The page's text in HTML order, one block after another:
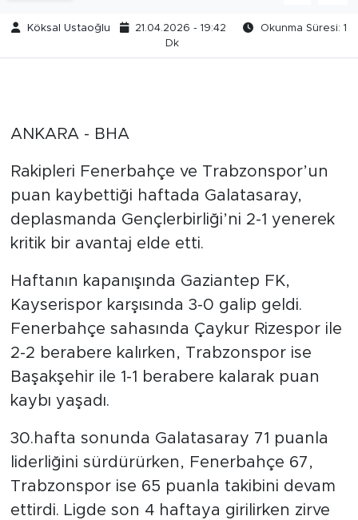
Köksal Ustaoğlu 21.04.2026 - 19:42
Okunma Süresi: 1
Dk
ANKARA - BHA
Rakipleri Fenerbahçe ve Trabzonspor’un
puan kaybettiği haftada Galatasaray,
deplasmanda Gençlerbirliği’ni 2-1 yenerek
kritik bir avantaj elde etti.
Haftanın kapanışında Gaziantep FK,
Kayserispor karşısında 3-0 galip geldi.
Fenerbahçe sahasında Çaykur Rizespor ile
2-2 berabere kalırken, Trabzonspor ise
Başakşehir ile 1-1 berabere kalarak puan
kaybı yaşadı.
30.hafta sonunda Galatasaray 71 puanla
liderliğini sürdürürken, Fenerbahçe 67,
Trabzonspor ise 65 puanla takibini devam
ettirdi. Ligde son 4 haftaya girilirken zirve